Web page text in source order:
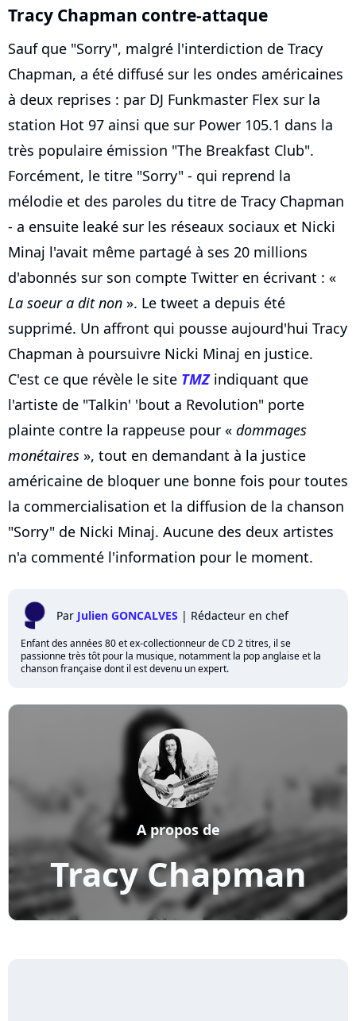
Tracy Chapman contre-attaque
Sauf que "Sorry", malgré l'interdiction de Tracy
Chapman, a été diffusé sur les ondes américaines
à deux reprises : par DJ Funkmaster Flex sur la
station Hot 97 ainsi que sur Power 105.1 dans la
très populaire émission "The Breakfast Club".
Forcément, le titre "Sorry" - qui reprend la
mélodie et des paroles du titre de Tracy Chapman
- a ensuite leaké sur les réseaux sociaux et Nicki
Minaj l'avait même partagé à ses 20 millions
d'abonnés sur son compte Twitter en écrivant : «
La soeur a dit non ». Le tweet a depuis été
supprimé. Un affront qui pousse aujourd'hui Tracy
Chapman à poursuivre Nicki Minaj en justice.
C'est ce que révèle le site TMZindiquant que
l'artiste de "Talkin' 'bout a Revolution" porte
plainte contre la rappeuse pour « dommages
monétaires », tout en demandant à la justice
américaine de bloquer une bonne fois pour toutes
la commercialisation et la diffusion de la chanson
"Sorry" de Nicki Minaj. Aucune des deux artistes
n'a commenté l'information pour le moment.
Par Julien GONCALVES | Rédacteur en chef
Enfant des années 80 et ex-collectionneur de CD 2 titres, il se
passionne très tôt pour la musique, notamment la pop anglaise et la
chanson française dont il est devenu un expert.
Tracy Chapman
A propos de